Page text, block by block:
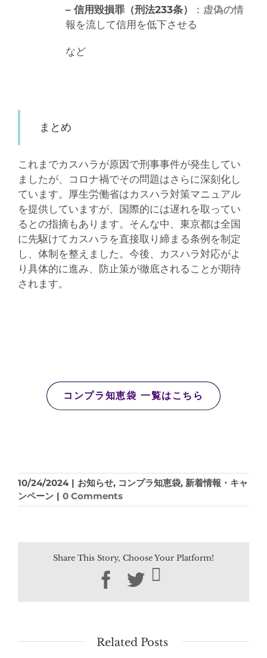
– 信用毀損罪（刑法233条）
：虚偽の情
報を流して信用を低下させる
など
まとめ
これまでカスハラが原因で刑事事件が発生してい
ましたが、コロナ禍でその問題はさらに深刻化し
ています。厚生労働省はカスハラ対策マニュアル
を提供していますが、国際的には遅れを取ってい
るとの指摘もあります。そんな中、東京都は全国
に先駆けてカスハラを直接取り締まる条例を制定
し、体制を整えました。今後、カスハラ対応がよ
り具体的に進み、防止策が徹底されることが期待
されます。
コンプラ知恵袋 一覧はこちら
10/24/2024 | お知らせ, コンプラ知恵袋, 新着情報・キャ
ンペーン | 0 Comments
Share This Story, Choose Your Platform!
Facebook
Twitter
Related Posts